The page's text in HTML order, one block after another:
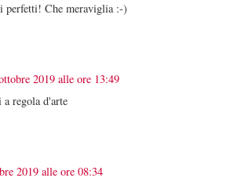
perfetti! Che meraviglia :-)
2019 alle ore 13:49
regola d'arte
2019 alle ore 08:34